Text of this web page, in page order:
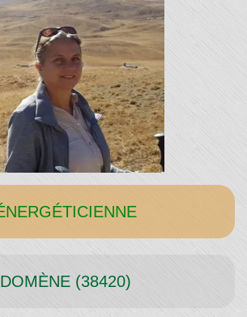
du
DOMÈNE (38420)